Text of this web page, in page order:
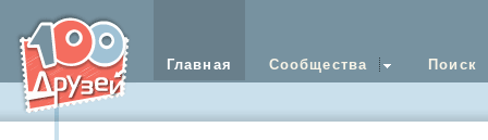
Главная Сообщества Поиск